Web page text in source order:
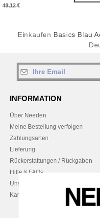
48,12 €
Einkaufen Basics Blau
INFORMATION
Über Needen
Meine Bestellung verfolgen
Zahlungsarten
Lieferung
Rückerstattungen / Rückgaben
Hilfe & FAQs
Unsere Engagements
Karriere